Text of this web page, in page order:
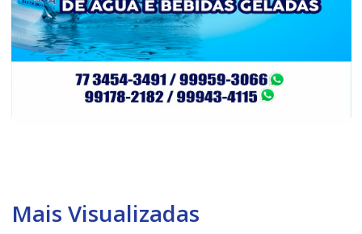
Mais Visualizadas